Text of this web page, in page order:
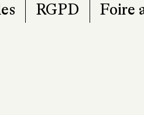
RGPD Foire